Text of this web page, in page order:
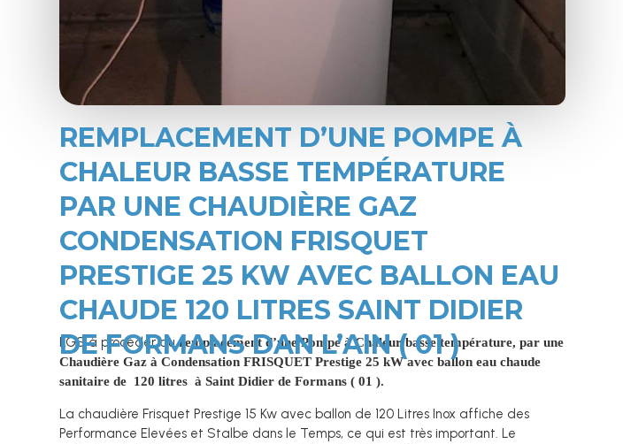
REMPLACEMENT D’UNE POMPE À
CHALEUR BASSE TEMPÉRATURE
PAR UNE CHAUDIÈRE GAZ
CONDENSATION FRISQUET
PRESTIGE 25 KW AVEC BALLON EAU
CHAUDE 120 LITRES SAINT DIDIER
DE FORMANS DAN L’AIN ( 01 )
LGS à procéder auremplacementd’une Pompe à Chaleur basse température, par une
Chaudière Gaz à Condensation FRISQUET Prestige 25 kW avec ballon eau chaude
sanitaire de 120 litres à Saint Didier de Formans ( 01 ).
La chaudière Frisquet Prestige 15 Kw avec ballon de 120 Litres Inox affiche des
Performance Elevées et Stalbe dans le Temps, ce qui est très important. Le